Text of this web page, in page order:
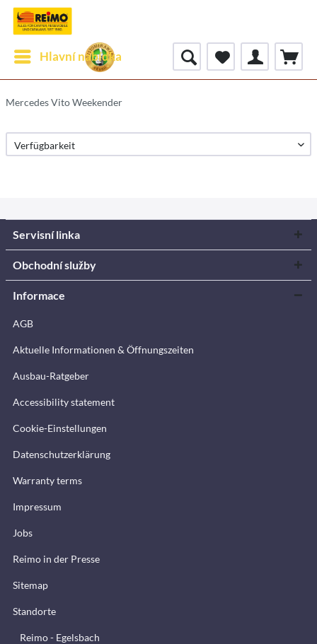
Hlavní nabídka
Mercedes Vito Weekender
Servisní linka
Obchodní služby
Informace
AGB
Aktuelle Informationen & Öffnungszeiten
Ausbau-Ratgeber
Accessibility statement
Cookie-Einstellungen
Datenschutzerklärung
Warranty terms
Impressum
Jobs
Reimo in der Presse
Sitemap
Standorte
Reimo - Egelsbach